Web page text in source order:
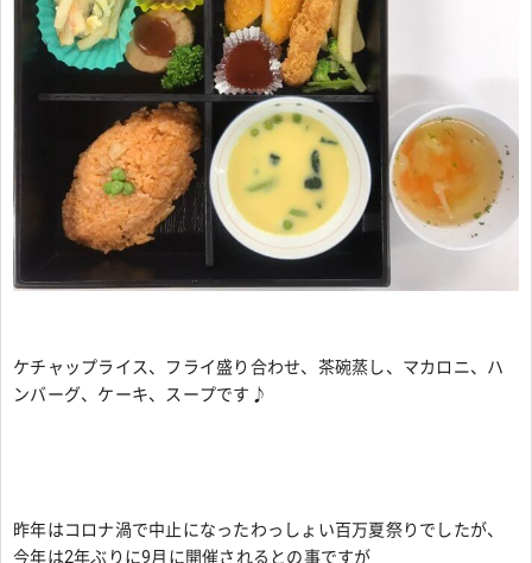
ケチャップライス、フライ盛り合わせ、茶碗蒸し、マカロニ、ハ
ンバーグ、ケーキ、スープです♪
昨年はコロナ渦で中止になったわっしょい百万夏祭りでしたが、
今年は2年ぶりに9月に開催されるとの事ですが